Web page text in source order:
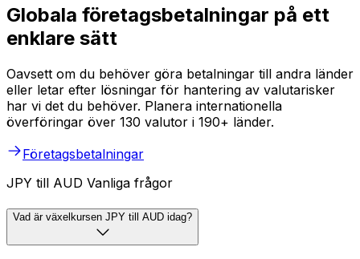
Globala företagsbetalningar på ett
enklare sätt
Oavsett om du behöver göra betalningar till andra länder
eller letar efter lösningar för hantering av valutarisker
har vi det du behöver. Planera internationella
överföringar över 130 valutor i 190+ länder.
Företagsbetalningar
JPY till AUD Vanliga frågor
Vad är växelkursen JPY till AUD idag?